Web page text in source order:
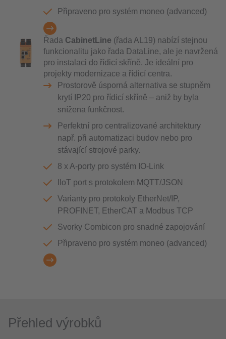
Připraveno pro systém moneo (advanced)
Řada CabinetLine (řada AL19) nabízí stejnou
funkcionalitu jako řada DataLine, ale je navržená
pro instalaci do řídicí skříně. Je ideální pro
projekty modernizace a řídicí centra.
Prostorově úsporná alternativa se stupněm
krytí IP20 pro řídicí skříně – aniž by byla
snížena funkčnost.
Perfektní pro centralizované architektury
např. při automatizaci budov nebo pro
stávající strojové parky.
8 x A-porty pro systém IO-Link
IIoT port s protokolem MQTT/JSON
Varianty pro protokoly EtherNet/IP,
PROFINET, EtherCAT a Modbus TCP
Svorky Combicon pro snadné zapojování
Připraveno pro systém moneo (advanced)
Přehled výrobků